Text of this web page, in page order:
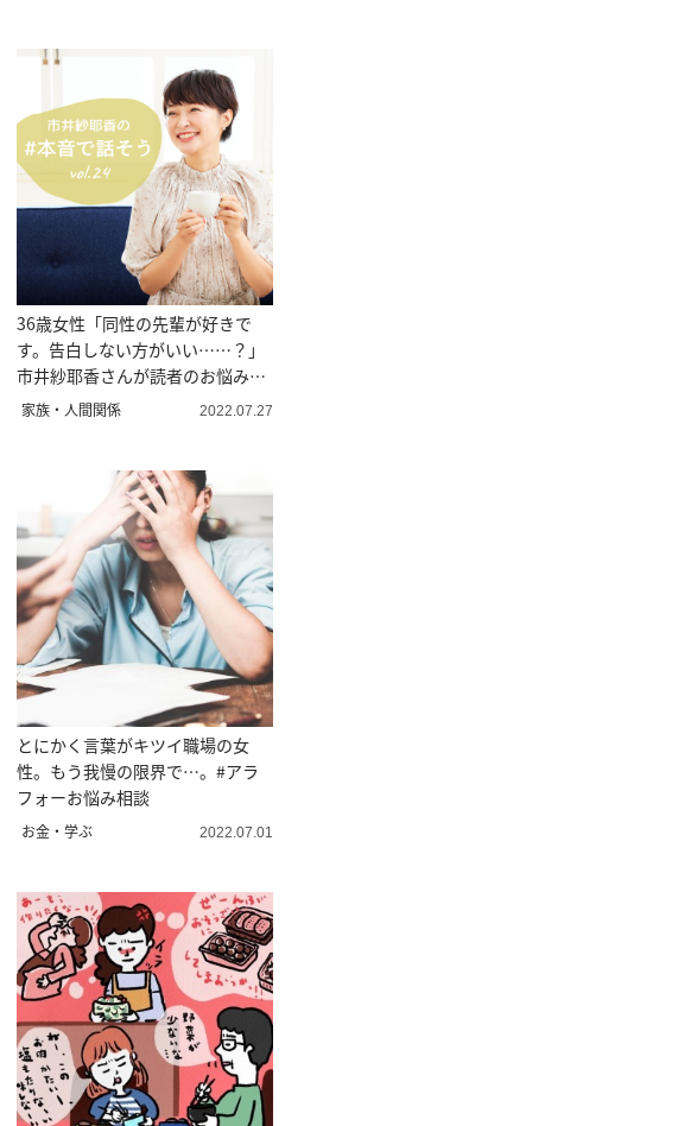
36歳女性「同性の先輩が好きで
す。告白しない方がいい……？」
市井紗耶香さんが読者のお悩みに
回答！
家族・人間関係 2022.07.27
とにかく言葉がキツイ職場の女
性。もう我慢の限界で…。#アラ
フォーお悩み相談
お金・学ぶ 2022.07.01